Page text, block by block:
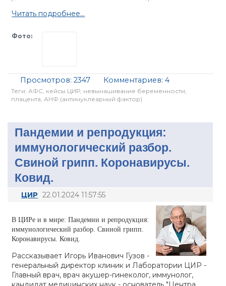
Читать подробнее...
Фото:
Просмотров: 2347 Комментариев: 4
Теги: АФС кейсы ЦИР невынашивание беременности
плацента АНФ (антинуклеарный фактор)
Пандемии и репродукция:
иммунологический разбор.
Свиной грипп. Коронавирусы.
Ковид.
ЦИР 22.01.2024 11:57:55
В ЦИРе и в мире: Пандемии и репродукция:
иммунологический разбор. Свиной грипп.
Коронавирусы. Ковид.
Рассказывает Игорь Иванович Гузов -
генеральный директор клиник и Лаборатории ЦИР -
Главный врач, врач акушер-гинеколог, иммунолог,